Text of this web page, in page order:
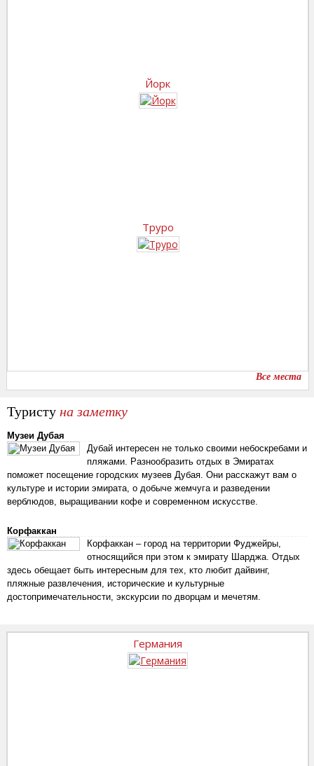
Йорк
Труро
Все места
Туристу на заметку
Музеи Дубая
Дубай интересен не только своими небоскребами и
пляжами. Разнообразить отдых в Эмиратах
поможет посещение городских музеев Дубая. Они расскажут вам о
культуре и истории эмирата, о добыче жемчуга и разведении
верблюдов, выращивании кофе и современном искусстве.
Корфаккан
Корфаккан – город на территории Фуджейры,
относящийся при этом к эмирату Шарджа. Отдых
здесь обещает быть интересным для тех, кто любит дайвинг,
пляжные развлечения, исторические и культурные
достопримечательности, экскурсии по дворцам и мечетям.
Германия